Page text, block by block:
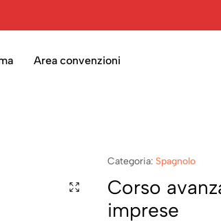
Area convenzioni
Categoria: Spagnolo
Corso
imprese